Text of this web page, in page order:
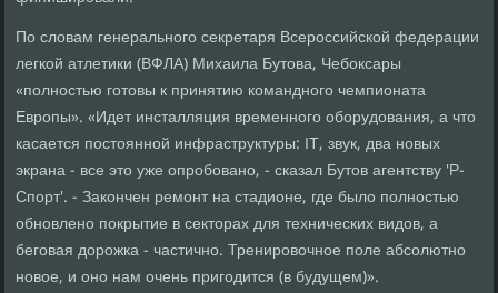
По словам генерального секретаря Всероссийской федерации
легкой атлетики (ВФЛА) Михаила Бутова, Чебоксары
«полностью готовы к принятию командного чемпионата
Европы». «Идет инсталляция временного оборудования, а что
касается постоянной инфраструктуры: IT, звук, два новых
экрана - все это уже опробовано, - сказал Бутов агентству 'Р-
Спорт'. - Закончен ремонт на стадионе, где было полностью
обновлено покрытие в секторах для технических видов, а
беговая дорожка - частично. Тренировочное поле абсолютно
новое, и оно нам очень пригодится (в будущем)».